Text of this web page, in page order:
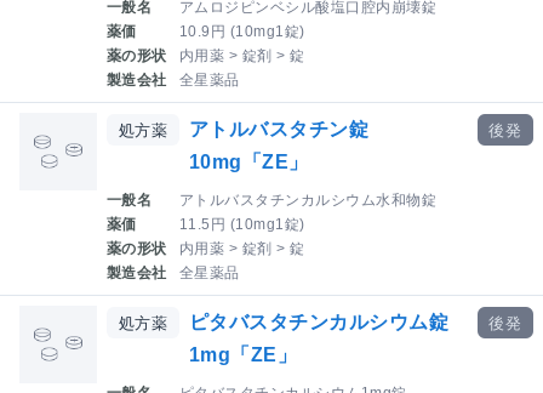
一般名
アムロジピンベシル酸塩口腔内崩壊錠
薬価
10.9円 (10mg1錠)
薬の形状
内用薬 > 錠剤 > 錠
製造会社
全星薬品
処方薬
アトルバスタチン錠
10mg「ZE」
一般名
アトルバスタチンカルシウム水和物錠
薬価
11.5円 (10mg1錠)
薬の形状
内用薬 > 錠剤 > 錠
製造会社
全星薬品
後発
処方薬
ピタバスタチンカルシウム錠
1mg「ZE」
後発